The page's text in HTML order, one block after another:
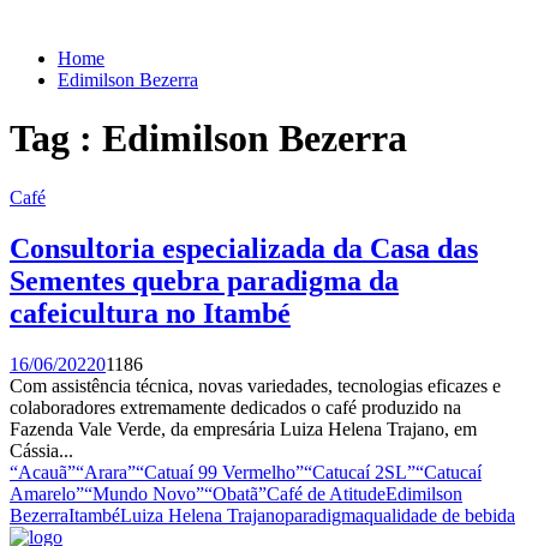
Home
Edimilson Bezerra
Tag : Edimilson Bezerra
Café
Consultoria especializada da Casa das
Sementes quebra paradigma da
cafeicultura no Itambé
16/06/202201186
Com assistência técnica, novas variedades, tecnologias eficazes e
colaboradores extremamente dedicados o café produzido na
Fazenda Vale Verde, da empresária Luiza Helena Trajano, em
Cássia...
“Acauã”“Arara”“Catuaí 99 Vermelho”“Catucaí 2SL”“Catucaí
Amarelo”“Mundo Novo”“Obatã”Café de AtitudeEdimilson
BezerraItambéLuiza Helena Trajanoparadigmaqualidade de bebida